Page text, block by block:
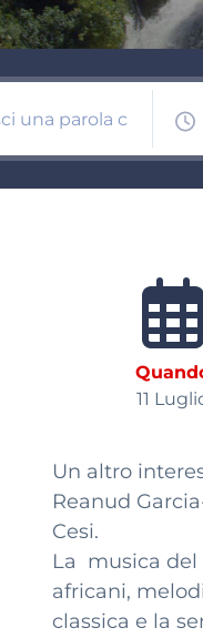
11
Un altro
Reanud
Cesi.
La musica del
africani,
classica e la